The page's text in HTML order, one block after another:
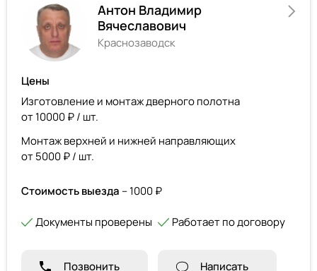
Антон Владимир
Вячеславович
Краснозаводск
Цены
Изготовление и монтаж дверного полотна
от 10000 ₽ / шт.
Монтаж верхней и нижней направляющих
от 5000 ₽ / шт.
Стоимость выезда – 1000 ₽
Документы проверены Работает по договору
Позвонить Написать